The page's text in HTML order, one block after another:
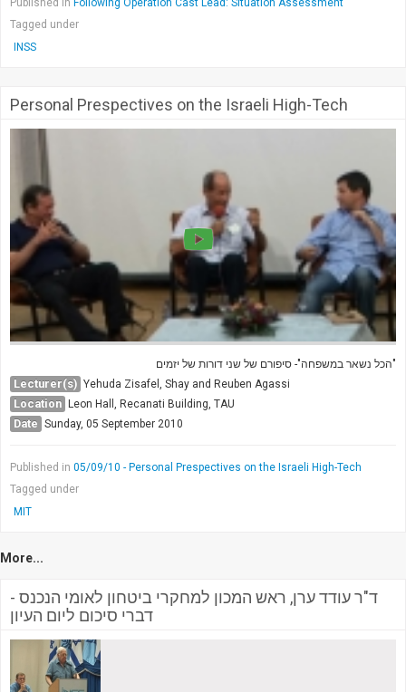
Tagged under
INSS
Personal Prespectives on the Israeli High-Tech
"הכל נשאר במשפחה"- סיפורם של שני דורות של יזמים
Lecturer(s) Yehuda Zisafel, Shay and Reuben Agassi
Location Leon Hall, Recanati Building, TAU
Date Sunday, 05 September 2010
Published in 05/09/10 - Personal Prespectives on the Israeli High-Tech
Tagged under
MIT
More...
ד"ר עודד ערן, ראש המכון למחקרי ביטחון לאומי הנכנס -
דברי סיכום ליום העיון